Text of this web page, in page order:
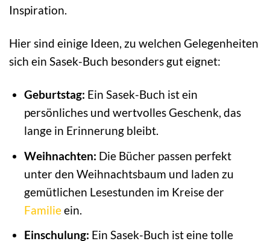
Inspiration.
Hier sind einige Ideen, zu welchen Gelegenheiten
sich ein Sasek-Buch besonders gut eignet:
Geburtstag: Ein Sasek-Buch ist ein
persönliches und wertvolles Geschenk, das
lange in Erinnerung bleibt.
Weihnachten: Die Bücher passen perfekt
unter den Weihnachtsbaum und laden zu
gemütlichen Lesestunden im Kreise der
Familieein.
Einschulung: Ein Sasek-Buch ist eine tolle